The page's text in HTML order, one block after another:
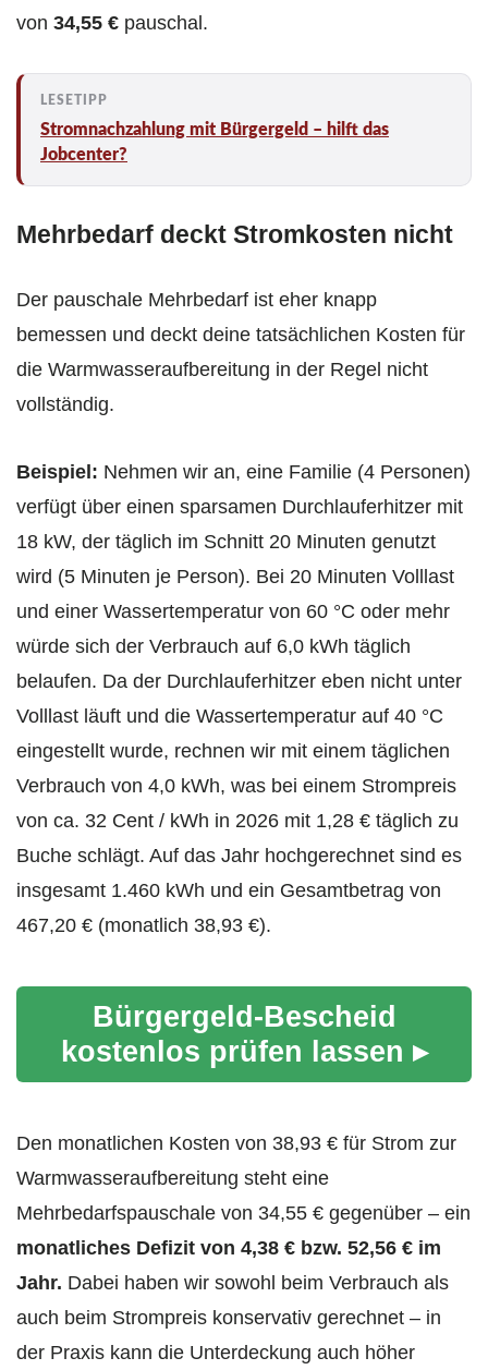
von 34,55 € pauschal.
Stromnachzahlung mit Bürgergeld – hilft das
Jobcenter?
Mehrbedarf deckt Stromkosten nicht
Der pauschale Mehrbedarf ist eher knapp
bemessen und deckt deine tatsächlichen Kosten für
die Warmwasseraufbereitung in der Regel nicht
vollständig.
Beispiel: Nehmen wir an, eine Familie (4 Personen)
verfügt über einen sparsamen Durchlauferhitzer mit
18 kW, der täglich im Schnitt 20 Minuten genutzt
wird (5 Minuten je Person). Bei 20 Minuten Volllast
und einer Wassertemperatur von 60 °C oder mehr
würde sich der Verbrauch auf 6,0 kWh täglich
belaufen. Da der Durchlauferhitzer eben nicht unter
Volllast läuft und die Wassertemperatur auf 40 °C
eingestellt wurde, rechnen wir mit einem täglichen
Verbrauch von 4,0 kWh, was bei einem Strompreis
von ca. 32 Cent / kWh in 2026 mit 1,28 € täglich zu
Buche schlägt. Auf das Jahr hochgerechnet sind es
insgesamt 1.460 kWh und ein Gesamtbetrag von
467,20 € (monatlich 38,93 €).
Bürgergeld-Bescheid
kostenlos prüfen lassen ▸
Den monatlichen Kosten von 38,93 € für Strom zur
Warmwasseraufbereitung steht eine
Mehrbedarfspauschale von 34,55 € gegenüber – ein
monatliches Defizit von 4,38 € bzw. 52,56 € im
Jahr. Dabei haben wir sowohl beim Verbrauch als
auch beim Strompreis konservativ gerechnet – in
der Praxis kann die Unterdeckung auch höher